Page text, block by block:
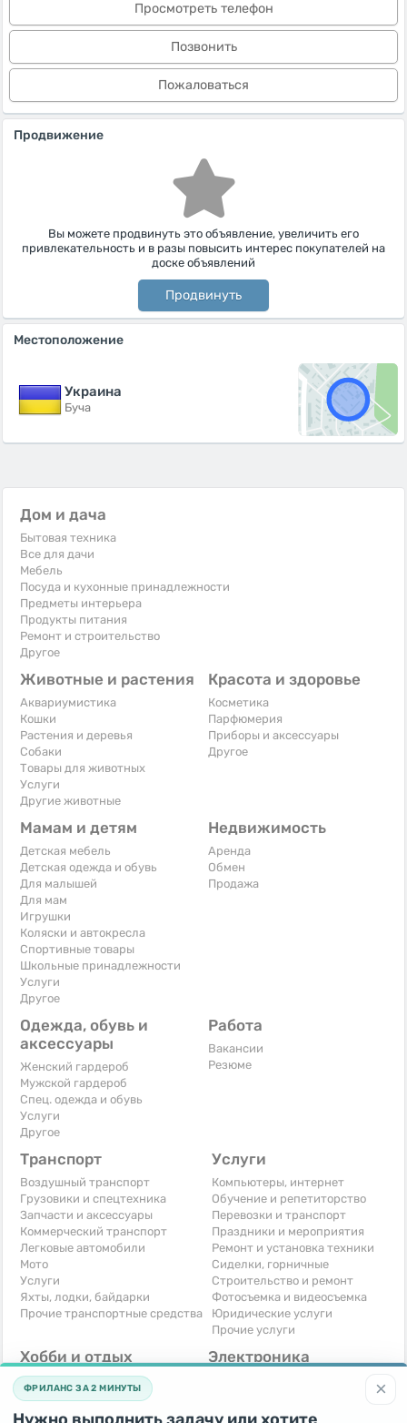
Просмотреть телефон
Позвонить
Пожаловаться
Продвижение
Вы можете продвинуть это объявление, увеличить его
привлекательность и в разы повысить интерес покупателей на
доске объявлений
Продвинуть
Местоположение
Украина
Буча
Дом и дача
Бытовая техника
Все для дачи
Мебель
Посуда и кухонные принадлежности
Предметы интерьера
Продукты питания
Ремонт и строительство
Другое
Животные и растения
Аквариумистика
Кошки
Растения и деревья
Собаки
Товары для животных
Услуги
Другие животные
Красота и здоровье
Косметика
Парфюмерия
Приборы и аксессуары
Другое
Мамам и детям
Детская мебель
Детская одежда и обувь
Для малышей
Для мам
Игрушки
Коляски и автокресла
Спортивные товары
Школьные принадлежности
Услуги
Другое
Недвижимость
Аренда
Обмен
Продажа
Одежда, обувь и
аксессуары
Женский гардероб
Мужской гардероб
Спец. одежда и обувь
Услуги
Другое
Работа
Вакансии
Резюме
Транспорт
Воздушный транспорт
Грузовики и спецтехника
Запчасти и аксессуары
Коммерческий транспорт
Легковые автомобили
Мото
Услуги
Яхты, лодки, байдарки
Прочие транспортные средства
Услуги
Компьютеры, интернет
Обучение и репетиторство
Перевозки и транспорт
Праздники и мероприятия
Ремонт и установка техники
Сиделки, горничные
Строительство и ремонт
Фотосъемка и видеосъемка
Юридические услуги
Прочие услуги
Хобби и отдых
Книги и журналы
Музыкальные инструменты
Охота и рыбалка
Электроника
×
ФРИЛАНС ЗА 2 МИНУТЫ